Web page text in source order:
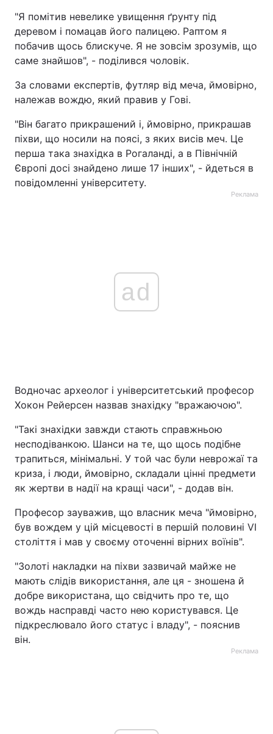
Тема оформлення
"Я помітив невелике увищення ґрунту під
деревом і помацав його палицею. Раптом я
побачив щось блискуче. Я не зовсім зрозумів, що
саме знайшов", - поділився чоловік.
За словами експертів, футляр від меча, ймовірно,
належав вождю, який правив у Гові.
"Він багато прикрашений і, ймовірно, прикрашав
піхви, що носили на поясі, з яких висів меч. Це
перша така знахідка в Рогаланді, а в Північній
Європі досі знайдено лише 17 інших", - йдеться в
повідомленні університету.
Реклама
ad
Водночас археолог і університетський професор
Хокон Рейерсен назвав знахідку "вражаючою".
"Такі знахідки завжди стають справжньою
несподіванкою. Шанси на те, що щось подібне
трапиться, мінімальні. У той час були неврожаї та
криза, і люди, ймовірно, складали цінні предмети
як жертви в надії на кращі часи", - додав він.
Професор зауважив, що власник меча "ймовірно,
був вождем у цій місцевості в першій половині VI
століття і мав у своєму оточенні вірних воїнів".
"Золоті накладки на піхви зазвичай майже не
мають слідів використання, але ця - зношена й
добре використана, що свідчить про те, що
вождь насправді часто нею користувався. Це
підкреслювало його статус і владу", - пояснив
він.
Реклама